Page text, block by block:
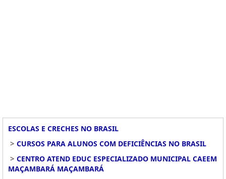
ESCOLAS E CRECHES NO BRASIL
> CURSOS PARA ALUNOS COM DEFICIÊNCIAS NO BRASIL
> CENTRO ATEND EDUC ESPECIALIZADO MUNICIPAL CAEEM
MAÇAMBARÁ MAÇAMBARÁ